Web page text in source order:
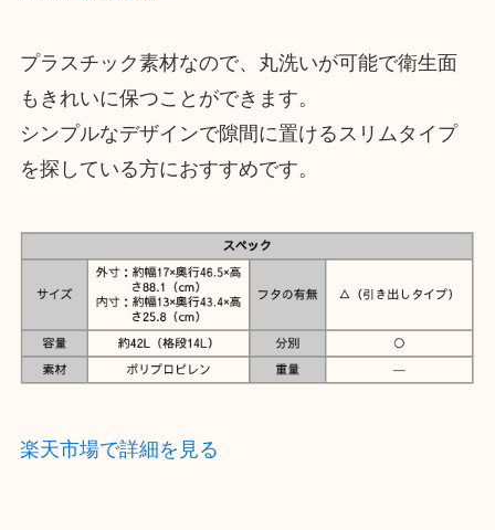
プラスチック素材なので、丸洗いが可能で衛生面
もきれいに保つことができます。
シンプルなデザインで隙間に置けるスリムタイプ
を探している方におすすめです。
楽天市場で詳細を見る